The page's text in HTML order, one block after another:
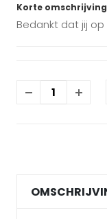
Korte
Bedankt dat jij